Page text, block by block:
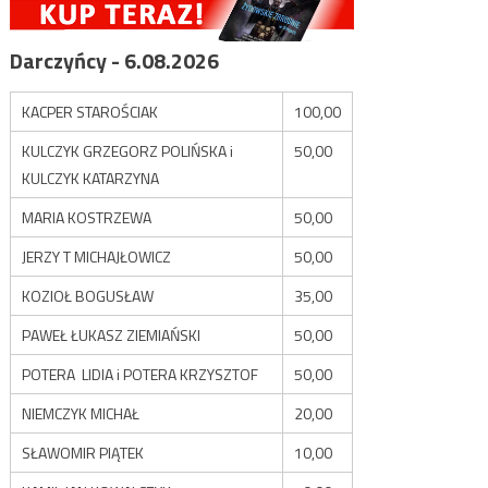
Darczyńcy - 6.08.2026
KACPER STAROŚCIAK
100,00
KULCZYK GRZEGORZ POLIŃSKA i
KULCZYK KATARZYNA
50,00
MARIA KOSTRZEWA
50,00
JERZY T MICHAJŁOWICZ
50,00
KOZIOŁ BOGUSŁAW
35,00
PAWEŁ ŁUKASZ ZIEMIAŃSKI
50,00
POTERA LIDIA i POTERA KRZYSZTOF
50,00
NIEMCZYK MICHAŁ
20,00
SŁAWOMIR PIĄTEK
10,00